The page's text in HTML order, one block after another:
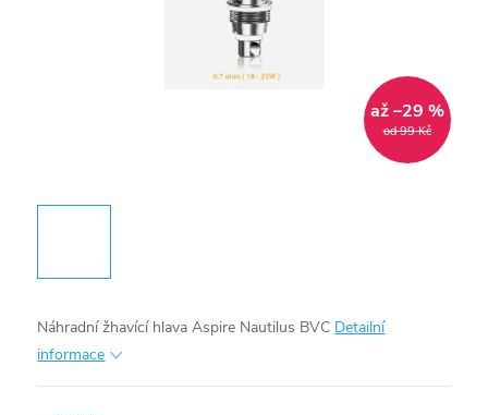
od 99 Kč
až –29 %
Náhradní žhavící hlava Aspire Nautilus BVC Detailní
informace